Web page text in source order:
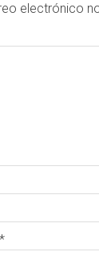
electrónico
*